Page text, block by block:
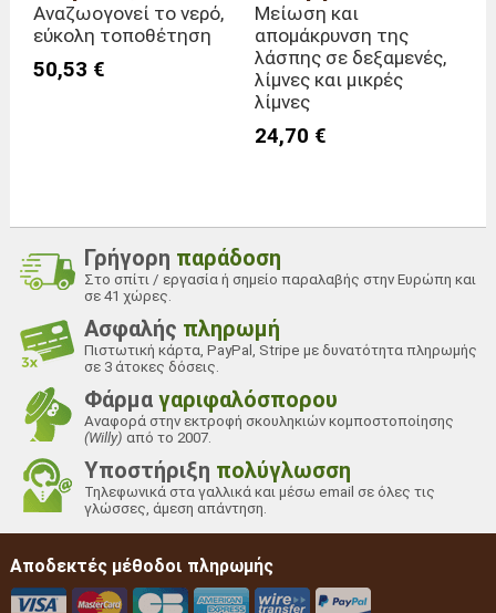
Αναζωογονεί το νερό,
εύκολη τοποθέτηση
50,53 €
Μείωση και
απομάκρυνση της
λάσπης σε δεξαμενές,
λίμνες και μικρές
λίμνες
24,70 €
Γρήγορη παράδοση
Στο σπίτι / εργασία ή σημείο παραλαβής στην Ευρώπη και
σε 41 χώρες.
Ασφαλής πληρωμή
Πιστωτική κάρτα, PayPal, Stripe με δυνατότητα πληρωμής
σε 3 άτοκες δόσεις.
Φάρμαγαριφαλόσπορου
Αναφορά στην εκτροφή σκουληκιών κομποστοποίησης
(Willy) από το 2007.
Υποστήριξη πολύγλωσση
Τηλεφωνικά στα γαλλικά και μέσω email σε όλες τις
γλώσσες, άμεση απάντηση.
Αποδεκτές μέθοδοι πληρωμής